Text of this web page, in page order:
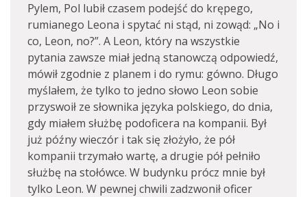
Pylem, Pol lubił czasem podejść do krępego,
rumianego Leona i spytać ni stąd, ni zowąd: „No i
co, Leon, no?”. A Leon, który na wszystkie
pytania zawsze miał jedną stanowczą odpowiedź,
mówił zgodnie z planem i do rymu: gówno. Długo
myślałem, że tylko to jedno słowo Leon sobie
przyswoił ze słownika języka polskiego, do dnia,
gdy miałem służbę podoficera na kompanii. Był
już późny wieczór i tak się złożyło, że pół
kompanii trzymało wartę, a drugie pół pełniło
służbę na stołówce. W budynku prócz mnie był
tylko Leon. W pewnej chwili zadzwonił oficer